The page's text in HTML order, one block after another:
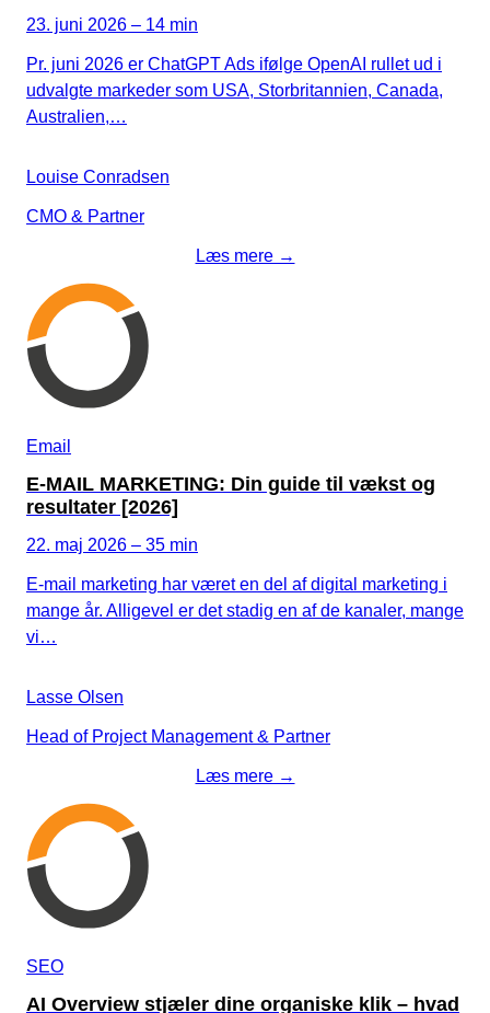
23. juni 2026 – 14 min
Pr. juni 2026 er ChatGPT Ads ifølge OpenAI rullet ud i
udvalgte markeder som USA, Storbritannien, Canada,
Australien,…
Louise Conradsen
CMO & Partner
Læs mere →
Email
E-MAIL MARKETING: Din guide til vækst og
resultater [2026]
22. maj 2026 – 35 min
E-mail marketing har været en del af digital marketing i
mange år. Alligevel er det stadig en af de kanaler, mange
vi…
Lasse Olsen
Head of Project Management & Partner
Læs mere →
SEO
AI Overview stjæler dine organiske klik – hvad